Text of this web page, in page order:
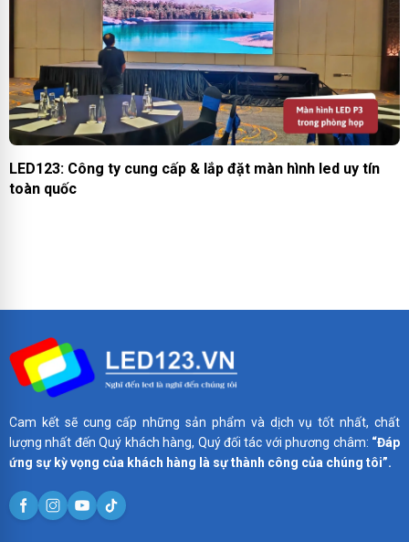
LED123: Công ty cung cấp & lắp đặt màn hình led uy tín
toàn quốc
Cam kết sẽ cung cấp những sản phẩm và dịch vụ tốt nhất, chất
lượng nhất đến Quý khách hàng, Quý đối tác với phương châm: “Đáp
ứng sự kỳ vọng của khách hàng là sự thành công của chúng tôi”.